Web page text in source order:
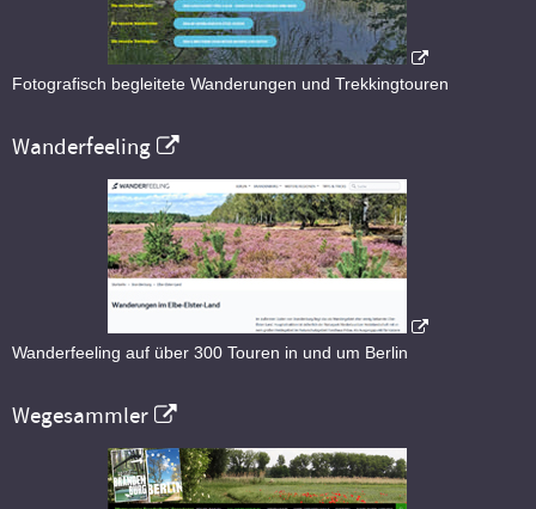
Fotografisch begleitete Wanderungen und Trekkingtouren
Wanderfeeling
Wanderfeeling auf über 300 Touren in und um Berlin
Wegesammler